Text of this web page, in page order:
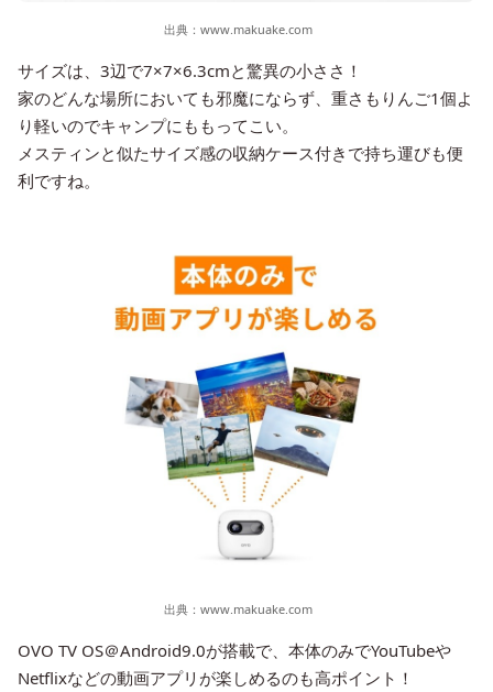
出典： www.makuake.com
サイズは、3辺で7×7×6.3cmと驚異の小ささ！
家のどんな場所においても邪魔にならず、重さもりんご1個よ
り軽いのでキャンプにももってこい。
メスティンと似たサイズ感の収納ケース付きで持ち運びも便
利ですね。
出典： www.makuake.com
OVO TV OS＠Android9.0が搭載で、本体のみでYouTubeや
Netflixなどの動画アプリが楽しめるのも高ポイント！